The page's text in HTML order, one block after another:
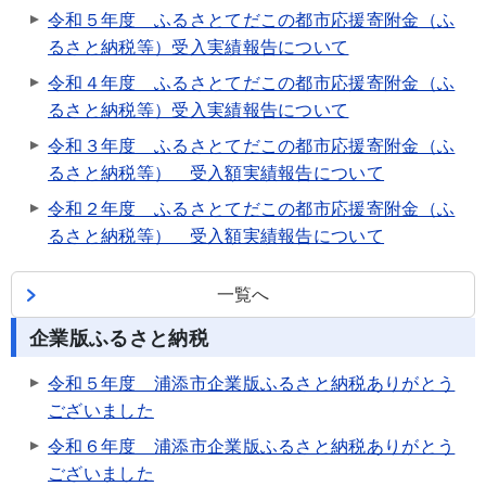
令和５年度 ふるさとてだこの都市応援寄附金（ふ
るさと納税等）受入実績報告について
令和４年度 ふるさとてだこの都市応援寄附金（ふ
るさと納税等）受入実績報告について
令和３年度 ふるさとてだこの都市応援寄附金（ふ
るさと納税等） 受入額実績報告について
令和２年度 ふるさとてだこの都市応援寄附金（ふ
るさと納税等） 受入額実績報告について
一覧へ
企業版ふるさと納税
令和５年度 浦添市企業版ふるさと納税ありがとう
ございました
令和６年度 浦添市企業版ふるさと納税ありがとう
ございました